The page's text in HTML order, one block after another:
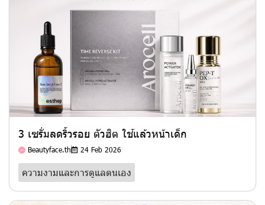
3 เซรั่มลดริ้วรอย ตัวฮิต ใช้แล้วหน้าเด็ก
Beautyface.th 24 Feb 2026
ความงามและการดูแลตนเอง